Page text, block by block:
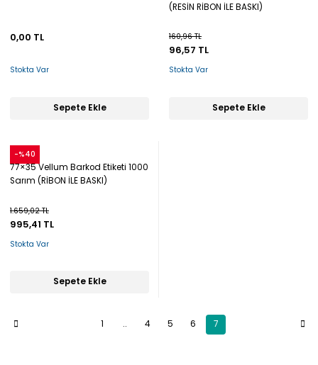
0,00 TL
Stokta Var
Sepete Ekle
(RESİN RİBON İLE BASKI)
160,96 TL
96,57 TL
Stokta Var
Sepete Ekle
-%40
Snow
77×35 Vellum Barkod Etiketi 1000
Sarım (RİBON İLE BASKI)
1.659,02 TL
995,41 TL
Stokta Var
Sepete Ekle
1 .. 4 5 6 7